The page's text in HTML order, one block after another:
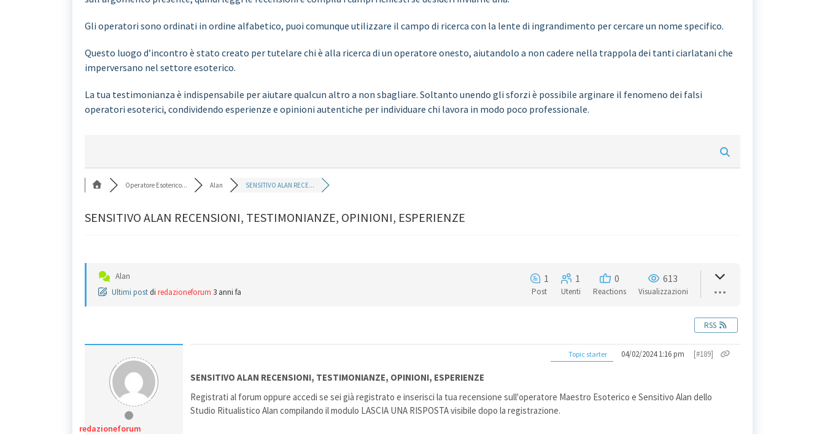
Gli operatori sono ordinati in ordine alfabetico, puoi comunque utilizzare il campo di ricerca con la lente di ingrandimento per cercare un nome specifico.
Questo luogo d’incontro è stato creato per tutelare chi è alla ricerca di un operatore onesto, aiutandolo a non cadere nella trappola dei tanti ciarlatani che
imperversano nel settore esoterico.
La tua testimonianza è indispensabile per aiutare qualcun altro a non sbagliare. Soltanto unendo gli sforzi è possibile arginare il fenomeno dei falsi
operatori esoterici, condividendo esperienze e opinioni autentiche per individuare chi lavora in modo poco professionale.
Operatore Esoterico... Alan SENSITIVO ALAN RECE...
SENSITIVO ALAN RECENSIONI, TESTIMONIANZE, OPINIONI, ESPERIENZE
Alan
Ultimi post di redazioneforum 3 anni fa
1
Post
1
Utenti
0
Reactions
613
Visualizzazioni
RSS
redazioneforum
Topic starter 04/02/2024 1:16 pm [#189]
SENSITIVO ALAN RECENSIONI, TESTIMONIANZE, OPINIONI, ESPERIENZE
Registrati al forum oppure accedi se sei già registrato e inserisci la tua recensione sull'operatore Maestro Esoterico e Sensitivo Alan dello
Studio Ritualistico Alan compilando il modulo LASCIA UNA RISPOSTA visibile dopo la registrazione.